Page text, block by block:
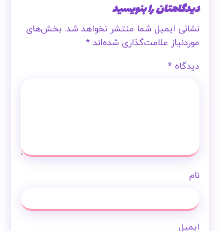
دیدگاهتان را بنویسید
نشانی ایمیل شما منتشر نخواهد شد. بخش‌های
موردنیاز علامت‌گذاری شده‌اند*
دیدگاه*
نام
ایمیل